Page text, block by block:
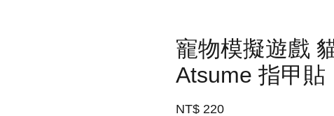
寵物模擬遊戲
Atsume 指甲貼
NT$ 220